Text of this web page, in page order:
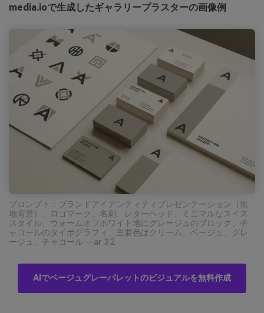
media.ioで生成したギャラリープラスターの画像例
プロンプト：ブランドアイデンティティプレゼンテーション（無
地背景）、ロゴマーク、名刺、レターヘッド、ミニマルなスイス
スタイル、ウォームオフホワイト地にグレージュのブロック、チ
ャコールのタイポグラフィ、主要色はクリーム、ベージュ、グレ
ージュ、チャコール --ar 3:2
AIでベージュグレーパレットのビジュアルを無料作成